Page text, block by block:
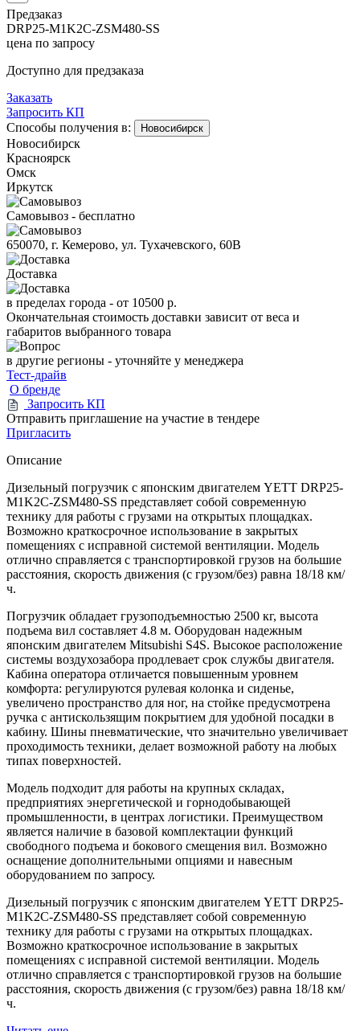
Предзаказ
DRP25-M1K2C-ZSM480-SS
цена по запросу
Доступно для предзаказа
Заказать
Запросить КП
Способы получения в:
Новосибирск
Новосибирск
Красноярск
Омск
Иркутск
Самовывоз - бесплатно
650070, г. Кемерово, ул. Тухачевского, 60В
Доставка
в пределах города - от 10500 р.
Окончательная стоимость доставки зависит от веса и
габаритов выбранного товара
в другие регионы - уточняйте у менеджера
Тест-драйв
О бренде
Запросить КП
Отправить приглашение на участие в тендере
Пригласить
Описание
Дизельный погрузчик с японским двигателем YETT DRP25-
M1K2C-ZSM480-SS представляет собой современную
технику для работы с грузами на открытых площадках.
Возможно краткосрочное использование в закрытых
помещениях с исправной системой вентиляции. Модель
отлично справляется с транспортировкой грузов на большие
расстояния, скорость движения (с грузом/без) равна 18/18 км/
ч.
Погрузчик обладает грузоподъемностью 2500 кг, высота
подъема вил составляет 4.8 м. Оборудован надежным
японским двигателем Mitsubishi S4S. Высокое расположение
системы воздухозабора продлевает срок службы двигателя.
Кабина оператора отличается повышенным уровнем
комфорта: регулируются рулевая колонка и сиденье,
увеличено пространство для ног, на стойке предусмотрена
ручка с антискользящим покрытием для удобной посадки в
кабину. Шины пневматические, что значительно увеличивает
проходимость техники, делает возможной работу на любых
типах поверхностей.
Модель подходит для работы на крупных складах,
предприятиях энергетической и горнодобывающей
промышленности, в центрах логистики. Преимуществом
является наличие в базовой комплектации функций
свободного подъема и бокового смещения вил. Возможно
оснащение дополнительными опциями и навесным
оборудованием по запросу.
Дизельный погрузчик с японским двигателем YETT DRP25-
M1K2C-ZSM480-SS представляет собой современную
технику для работы с грузами на открытых площадках.
Возможно краткосрочное использование в закрытых
помещениях с исправной системой вентиляции. Модель
отлично справляется с транспортировкой грузов на большие
расстояния, скорость движения (с грузом/без) равна 18/18 км/
ч.